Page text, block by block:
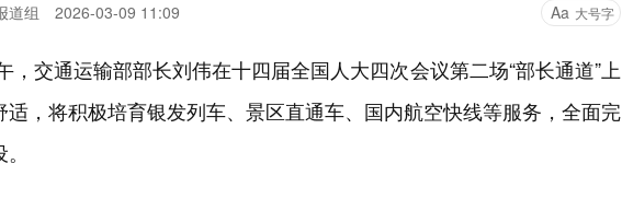
道组 2026-03-09 11:09 Aa 大号字
，交通运输部部长刘伟在十四届全国人大四次会议第二场“部长通道”上
，将积极培育银发列车、景区直通车、国内航空快线等服务，全面完